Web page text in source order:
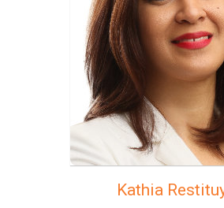
Kathia